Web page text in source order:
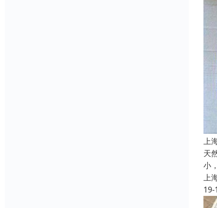
上
天
小
上
19-